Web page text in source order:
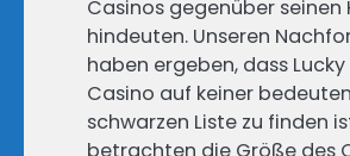
Casinos gegenüber seinen
hindeuten. Unseren
haben ergeben, dass
Casino auf keiner
schwarzen Liste zu finden